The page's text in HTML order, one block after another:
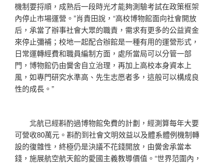
機制要捋順，成熟后一段時光才能夠測驗考試在政策框架
內停止市場運營。”肖貴田說，“高校博物館面向社會開放
后，承當了辦事社會大眾的職責，需求有更多的公益資金
來停止彌補；校地一起配合辦館是一種有用的運營形式，
日常運轉經費和職員編制方面，處所當局可以分管一部
門，博物館仍由黌舍自立治理，再加上高校本身資本上
風，如專門研究水準高、先生志愿者多，這般可以構成良
性的成長。”
北航已經斟酌過博物館免費的計劃，經測算每年大要
可營收80萬元。斟酌到社會文明效益以及體系體例機制轉
設的復雜性，終極仍是決議不花錢開放，由黌舍承當本
錢，施展航空航天館的愛國主義教導價值。“世界范圍內，